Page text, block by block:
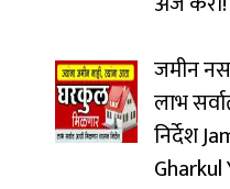
जमीन
लाभ
निर्देश